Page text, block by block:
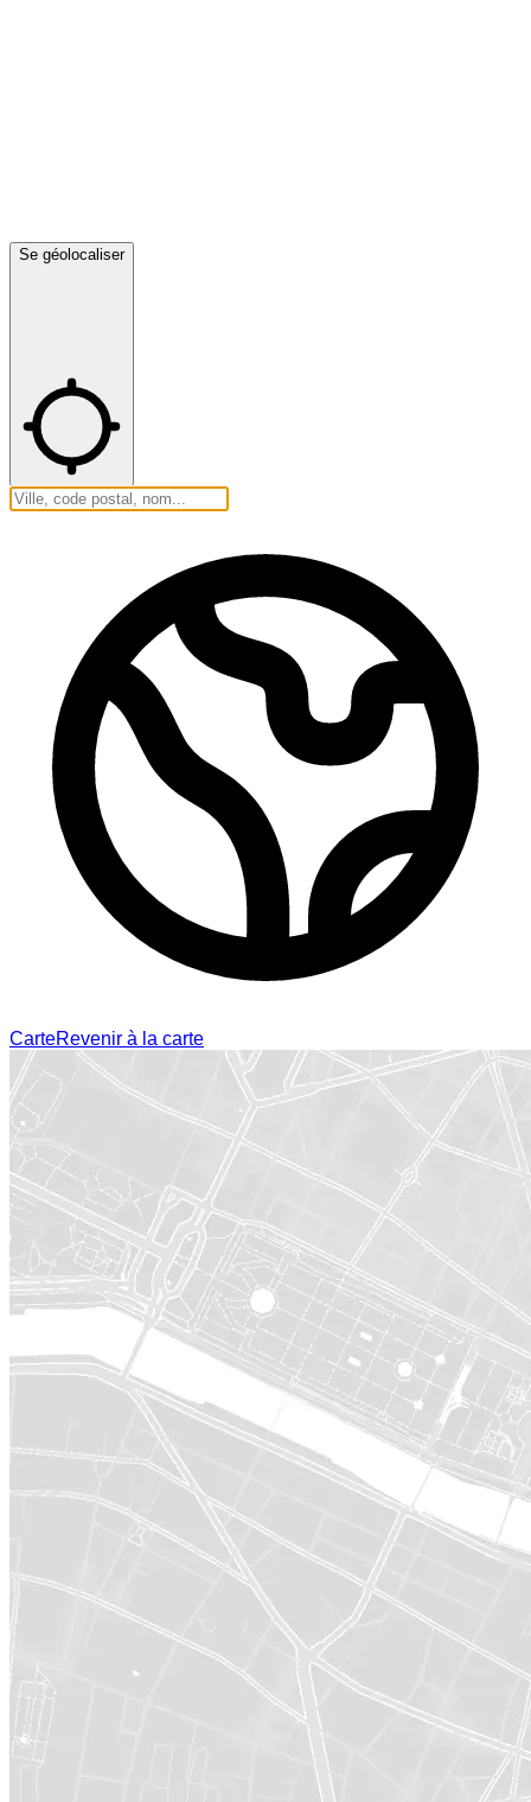
Se géolocaliser
CarteRevenir à la carte